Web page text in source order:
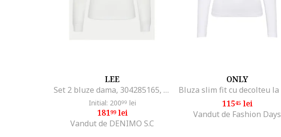
LEE
Set 2 bluze dama, 304285165, Bumbac/Poliester, Alb, Alb
Initial: 20099 lei
18199lei
Vandut de DENIMO S.C
ONLY
11545lei
Vandut de Fashion Days